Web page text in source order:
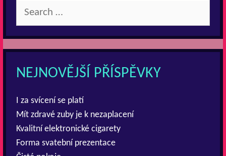
for:
NEJNOVĚJŠÍ PŘÍSPĚVKY
I za svícení se platí
Mít zdravé zuby je k nezaplacení
Kvalitní elektronické cigarety
Forma svatební prezentace